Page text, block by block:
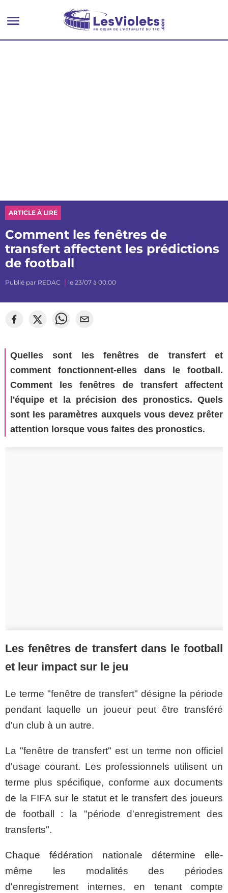
ARTICLE À LIRE
Comment les fenêtres de
transfert affectent les prédictions
de football
Publié par REDAC le 23/07 à 00:00
Quelles sont les fenêtres de transfert et
comment fonctionnent-elles dans le football.
Comment les fenêtres de transfert affectent
l'équipe et la précision des pronostics. Quels
sont les paramètres auxquels vous devez prêter
attention lorsque vous faites des pronostics.
Les fenêtres de transfert dans le football
et leur impact sur le jeu
Le terme "fenêtre de transfert" désigne la période
pendant laquelle un joueur peut être transféré
d'un club à un autre.
La "fenêtre de transfert" est un terme non officiel
d'usage courant. Les professionnels utilisent un
terme plus spécifique, conforme aux documents
de la FIFA sur le statut et le transfert des joueurs
de football : la "période d'enregistrement des
transferts".
Chaque fédération nationale détermine elle-
même les modalités des périodes
d'enregistrement internes, en tenant compte